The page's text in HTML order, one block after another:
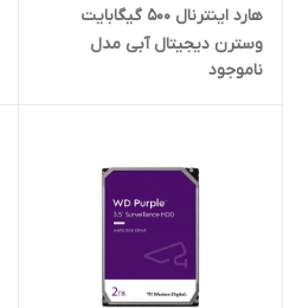
هارد اینترنال 500 گیگابایت
وسترن دیجیتال آبی مدل
WD5000AAKX
ناموجود